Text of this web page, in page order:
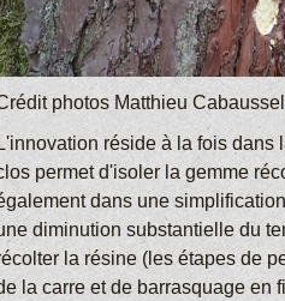
photos Matthieu Cabaussel
réside à la fois dans
permet d'isoler la gemme
dans une
diminution substantielle du
la résine (les étapes de
la carre et de barrasquage en